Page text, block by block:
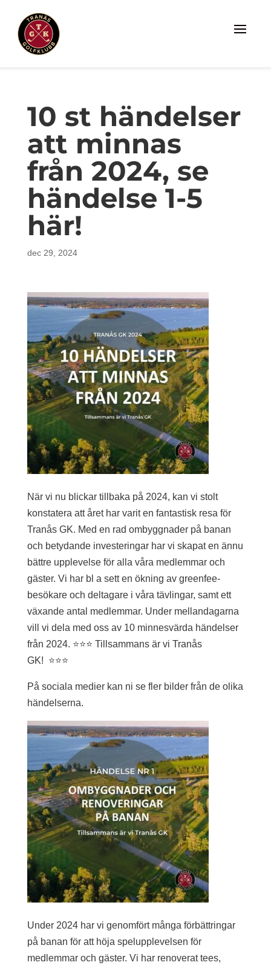
10 st händelser
att minnas
från 2024, se
händelse 1-5
här!
dec 29, 2024
När vi nu blickar tillbaka på 2024, kan vi stolt
konstatera att året har varit en fantastisk resa för
Tranås GK. Med en rad ombyggnader på banan
och betydande investeringar har vi skapat en ännu
bättre upplevelse för alla våra medlemmar och
gäster. Vi har bl a sett en ökning av greenfee-
besökare och deltagare i våra tävlingar, samt ett
växande antal medlemmar. Under mellandagarna
vill vi dela med oss av 10 minnesvärda händelser
från 2024. ⭐️⭐️⭐️ Tillsammans är vi Tranås
GK! ⭐️⭐️⭐️
På sociala medier kan ni se fler bilder från de olika
händelserna.
Under 2024 har vi genomfört många förbättringar
på banan för att höja spelupplevelsen för
medlemmar och gäster. Vi har renoverat tees,